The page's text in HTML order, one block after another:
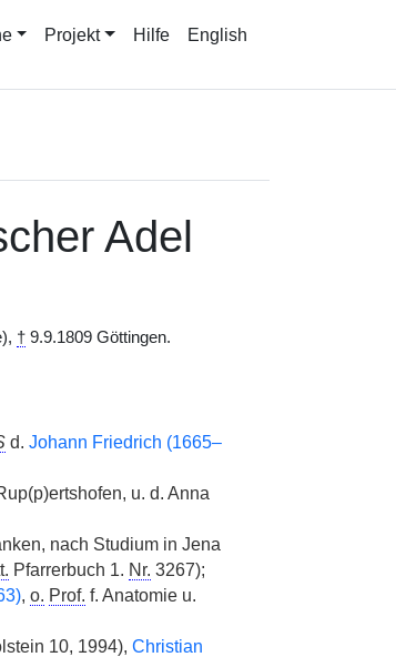
Projekt Hilfe English
Adel
†9.9.1809 Göttingen.
d. Johann Friedrich (1665–
u. d. Anna
nach Studium in Jena
Pfarrerbuch 1. Nr. 3267);
, o. Prof. f. Anatomie u.
10, 1994), Christian